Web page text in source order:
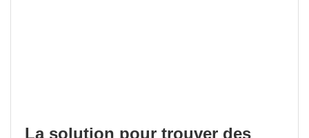
La solution pour trouver des